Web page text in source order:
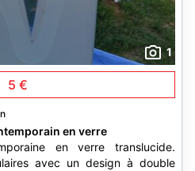
1
5 €
en verre
en verre translucide.
avec un design à double